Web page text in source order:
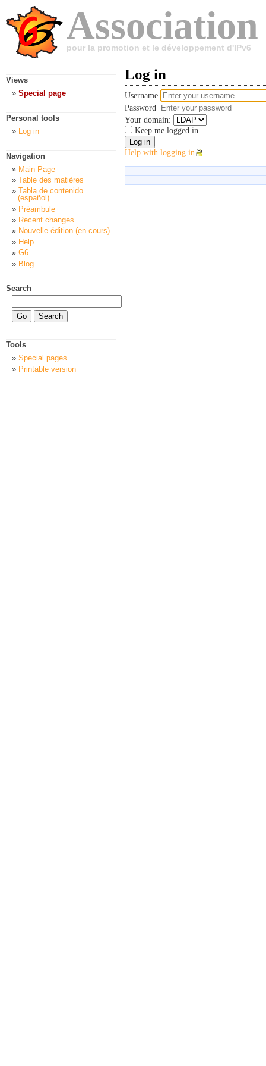
pour la promotion et le développement d'IPv6
Log in
Username
Password
Your domain:
Keep me logged in
Help with logging in
Views
Special page
Personal tools
Log in
Navigation
Main Page
Table des matières
Tabla de contenido
(español)
Préambule
Recent changes
Nouvelle édition (en cours)
Help
G6
Blog
Search
Tools
Special pages
Printable version